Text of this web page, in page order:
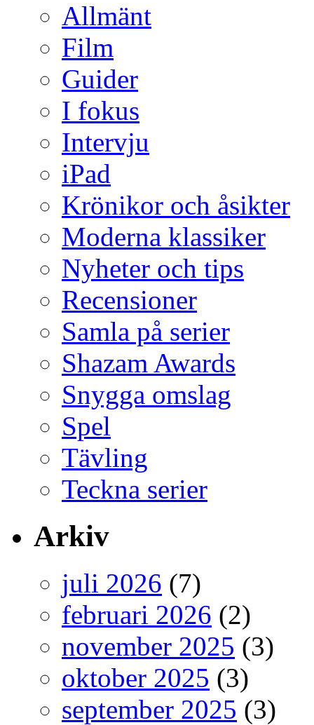
Allmänt
Film
Guider
I fokus
Intervju
iPad
Krönikor och åsikter
Moderna klassiker
Nyheter och tips
Recensioner
Samla på serier
Shazam Awards
Snygga omslag
Spel
Tävling
Teckna serier
Arkiv
juli 2026 (7)
februari 2026 (2)
november 2025 (3)
oktober 2025 (3)
september 2025 (3)